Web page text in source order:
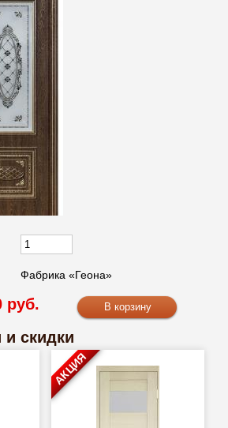
Фабрика «Геона»
руб.
и скидки
АКЦИЯ